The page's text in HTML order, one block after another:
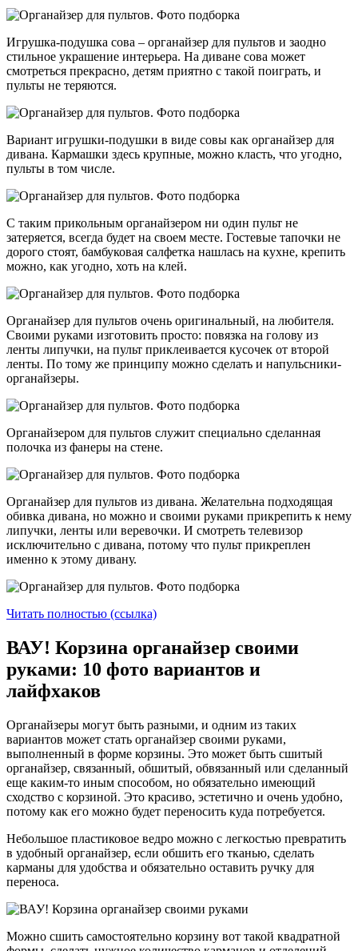
Игрушка-подушка сова – органайзер для пультов и заодно
стильное украшение интерьера. На диване сова может
смотреться прекрасно, детям приятно с такой поиграть, и
пульты не теряются.
Вариант игрушки-подушки в виде совы как органайзер для
дивана. Кармашки здесь крупные, можно класть, что угодно,
пульты в том числе.
С таким прикольным органайзером ни один пульт не
затеряется, всегда будет на своем месте. Гостевые тапочки не
дорого стоят, бамбуковая салфетка нашлась на кухне, крепить
можно, как угодно, хоть на клей.
Органайзер для пультов очень оригинальный, на любителя.
Своими руками изготовить просто: повязка на голову из
ленты липучки, на пульт приклеивается кусочек от второй
ленты. По тому же принципу можно сделать и напульсники-
органайзеры.
Органайзером для пультов служит специально сделанная
полочка из фанеры на стене.
Органайзер для пультов из дивана. Желательна подходящая
обивка дивана, но можно и своими руками прикрепить к нему
липучки, ленты или веревочки. И смотреть телевизор
исключительно с дивана, потому что пульт прикреплен
именно к этому дивану.
Читать полностью (ссылка)
ВАУ! Корзина органайзер своими
руками: 10 фото вариантов и
лайфхаков
Органайзеры могут быть разными, и одним из таких
вариантов может стать органайзер своими руками,
выполненный в форме корзины. Это может быть сшитый
органайзер, связанный, обшитый, обвязанный или сделанный
еще каким-то иным способом, но обязательно имеющий
сходство с корзиной. Это красиво, эстетично и очень удобно,
потому как его можно будет переносить куда потребуется.
Небольшое пластиковое ведро можно с легкостью превратить
в удобный органайзер, если обшить его тканью, сделать
карманы для удобства и обязательно оставить ручку для
переноса.
Можно сшить самостоятельно корзину вот такой квадратной